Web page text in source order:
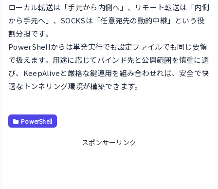
ローカル転送は「手元から内側へ」、リモート転送は「内側
から手元へ」、SOCKSは「任意宛先の動的中継」という役
割分担です。
PowerShellからは単発実行でも設定ファイルでも同じ要領
で扱えます。用途に応じてバインド先と公開範囲を慎重に選
び、KeepAliveと厳格な鍵運用を組み合わせれば、安全で快
適なトンネリング環境が構築できます。
PowerShell
スポンサーリンク